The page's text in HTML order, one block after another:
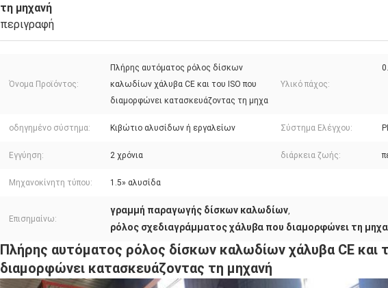
τη μηχανή
περιγραφή
Όνομα Προϊόντος:
Πλήρης αυτόματος ρόλος δίσκων
καλωδίων χάλυβα CE και του ISO που
διαμορφώνει κατασκευάζοντας τη μηχα
Υλικό πάχος:
οδηγημένο σύστημα: Κιβώτιο αλυσίδων ή εργαλείων Σύστημα Ελέγχου:
Εγγύηση: 2 χρόνια διάρκεια ζωής:
Μηχανοκίνητη τύπου: 1.5» αλυσίδα
Επισημαίνω:
γραμμή παραγωγής δίσκων καλωδίων
ρόλος σχεδιαγράμματος χάλυβα που διαμορφώνει τη
Πλήρης αυτόματος ρόλος δίσκων καλωδίων χάλυβα CE και
διαμορφώνει κατασκευάζοντας τη μηχανή